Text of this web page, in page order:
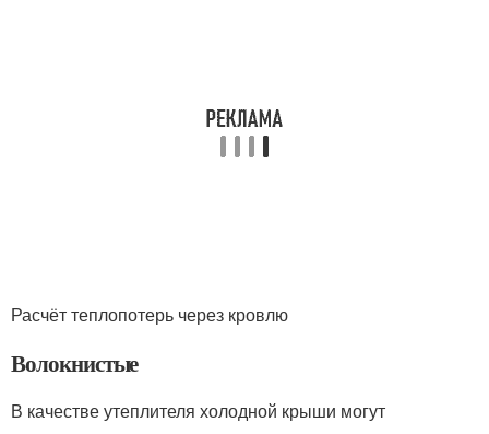
Расчёт теплопотерь через кровлю
Волокнистые
В качестве утеплителя холодной крыши могут